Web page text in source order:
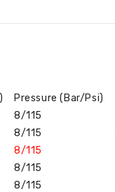
Pressure (Bar/Psi)
8/115
8/115
8/115
8/115
8/115